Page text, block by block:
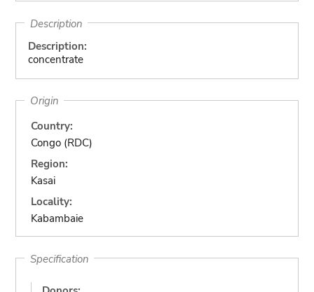
Description
Description:
concentrate
Origin
Country:
Congo (RDC)
Region:
Kasai
Locality:
Kabambaie
Specification